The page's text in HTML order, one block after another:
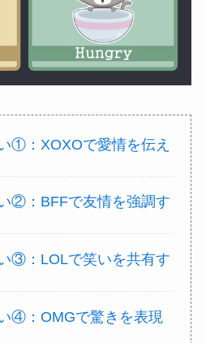
①：XOXOで愛情を伝え
②：BFFで友情を強調す
③：LOLで笑いを共有す
④：OMGで驚きを表現